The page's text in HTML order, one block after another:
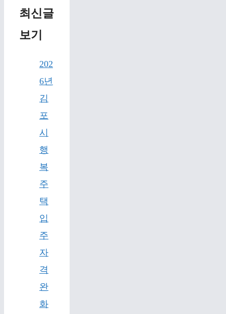
최신글
보기
202
6년
김
포
시
행
복
주
택
입
주
자
격
완
화